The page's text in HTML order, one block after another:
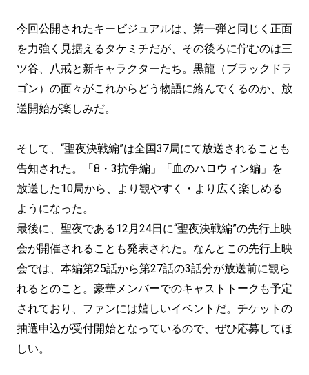
今回公開されたキービジュアルは、第一弾と同じく正面
を力強く見据えるタケミチだが、その後ろに佇むのは三
ツ谷、八戒と新キャラクターたち。黒龍（ブラックドラ
ゴン）の面々がこれからどう物語に絡んでくるのか、放
送開始が楽しみだ。
そして、“聖夜決戦編”は全国37局にて放送されることも
告知された。「8・3抗争編」「血のハロウィン編」を
放送した10局から、より観やすく・より広く楽しめる
ようになった。
最後に、聖夜である12月24日に“聖夜決戦編”の先行上映
会が開催されることも発表された。なんとこの先行上映
会では、本編第25話から第27話の3話分が放送前に観ら
れるとのこと。豪華メンバーでのキャストトークも予定
されており、ファンには嬉しいイベントだ。チケットの
抽選申込が受付開始となっているので、ぜひ応募してほ
しい。